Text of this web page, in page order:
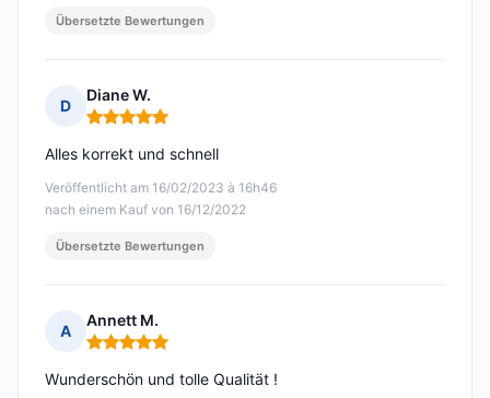
Übersetzte Bewertungen
D
Diane W.
Hinweis: 5 von 5
Veröffentlicht am 16/02/2023 à 16h46
nach einem Kauf von 16/12/2022
Alles korrekt und schnell
Übersetzte Bewertungen
A
Annett M.
Hinweis: 5 von 5
Wunderschön und tolle Qualität !